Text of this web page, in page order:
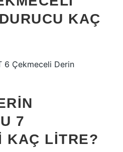
KAÇ
6 Çekmeceli Derin
7
KAÇ LITRE?